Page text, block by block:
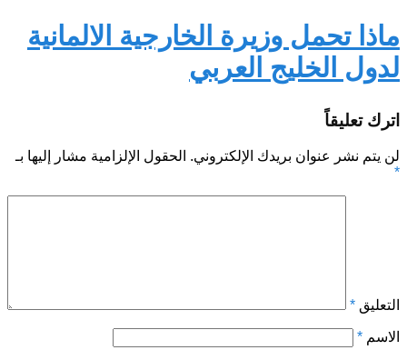
ماذا تحمل وزيرة الخارجية الالمانية
لدول الخليج العربي
اترك تعليقاً
لن يتم نشر عنوان بريدك الإلكتروني. الحقول الإلزامية مشار إليها بـ
*
التعليق *
الاسم *